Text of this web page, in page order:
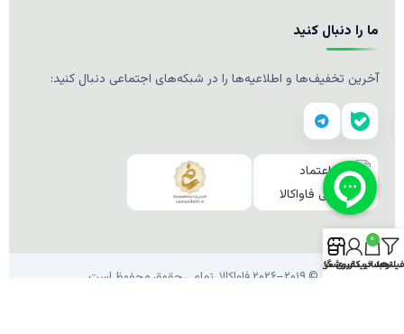
ما را دنبال کنید
آخرین تخفیف‌ها و اطلاعیه‌ها را در شبکه‌های اجتماعی دنبال کنید:
© ۲۰۱۹–۲۰۲۶ فاواکالا. تمامی حقوق محفوظ است.
فیلترها
0
سبد خرید
حساب کاربری من
فروشگاه